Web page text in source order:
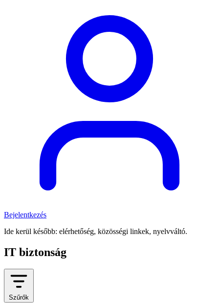
Bejelentkezés
Ide kerül később: elérhetőség, közösségi linkek, nyelvváltó.
IT biztonság
Szűrők